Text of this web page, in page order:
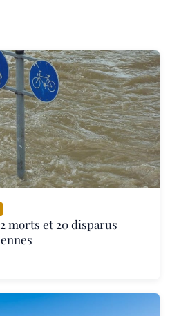
morts et 20 disparus